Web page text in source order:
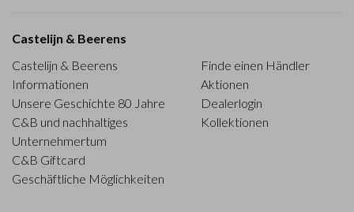
Castelijn & Beerens
Castelijn & Beerens
Informationen
Unsere Geschichte 80 Jahre
C&B und nachhaltiges
Unternehmertum
C&B Giftcard
Geschäftliche Möglichkeiten
Finde einen Händler
Aktionen
Dealerlogin
Kollektionen